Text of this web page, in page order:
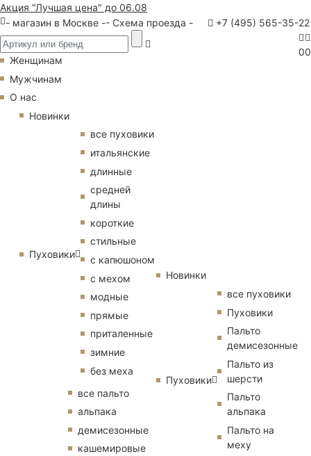
Акция "Лучшая цена" до 06.08
- магазин в Москве -- Схема проезда - +7 (495) 565-35-22
00
Женщинам
Мужчинам
О нас
Новинки
Пуховики
все пуховики
итальянские
длинные
средней
длины
короткие
стильные
с капюшоном
с мехом
модные
прямые
приталенные
зимние
без меха
все пальто
альпака
демисезонные
кашемировые
Новинки
Пуховики
все пуховики
Пуховики
Пальто
демисезонные
Пальто из
шерсти
Пальто
альпака
Пальто на
меху